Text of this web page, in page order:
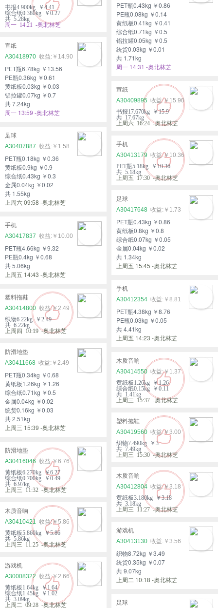
PET瓶0.43kg ￥0.86
PE瓶0.08kg ￥0.14
黄纸板0.41kg ￥0.41
综合纸0.71kg ￥0.5
铝拉罐0.05kg ￥0.5
统货0.03kg ￥0.01
共 1.71kg
周一 14:31 -奥北林芝
书报4.900kg ￥4.41
综合纸0.380kg ￥0.27
共 5.28kg
周一 14:21 -奥北林芝
宣纸
A30418970
￥14.90
PET瓶6.78kg ￥13.56
PE瓶0.36kg ￥0.61
黄纸板0.03kg ￥0.03
铝拉罐0.07kg ￥0.7
共 7.24kg
周一 13:59 -奥北林芝
宣纸
A30409895
￥15.90
书报17.670kg ￥15.9
共 17.67kg
上周六 16:24 -奥北林芝
足球
A30407887
￥1.58
PET瓶0.18kg ￥0.36
黄纸板0.9kg ￥0.9
综合纸0.43kg ￥0.3
金属0.04kg ￥0.02
共 1.55kg
上周六 09:58 -奥北林芝
手机
A30413179
￥10.36
PET瓶5.18kg ￥10.36
共 5.18kg
上周五 17:30 -奥北林芝
足球
A30417648
￥1.73
PET瓶0.43kg ￥0.86
黄纸板0.8kg ￥0.8
综合纸0.07kg ￥0.05
金属0.04kg ￥0.02
共 1.34kg
上周五 15:45 -奥北林芝
手机
A30417837
￥10.00
PET瓶4.66kg ￥9.32
PE瓶0.4kg ￥0.68
共 5.06kg
上周五 14:43 -奥北林芝
手机
A30412354
￥8.81
PET瓶4.38kg ￥8.76
PE瓶0.03kg ￥0.05
共 4.41kg
上周五 14:23 -奥北林芝
塑料拖鞋
A30414800
￥2.49
织物6.22kg ￥2.49
共 6.22kg
上周四 10:19 -奥北林芝
防滑地垫
A30411668
￥2.49
PET瓶0.34kg ￥0.68
黄纸板1.26kg ￥1.26
综合纸0.71kg ￥0.5
金属0.04kg ￥0.02
统货0.16kg ￥0.03
共 2.51kg
上周三 15:39 -奥北林芝
木质音响
A30414550
￥1.37
黄纸板1.26kg ￥1.26
综合纸0.15kg ￥0.11
共 1.41kg
上周三 15:37 -奥北林芝
塑料拖鞋
A30419560
￥3.00
织物7.490kg ￥3
共 7.49kg
上周三 15:30 -奥北林芝
防滑地垫
A30416046
￥6.76
黄纸板6.270kg ￥6.27
综合纸0.700kg ￥0.49
共 6.97kg
上周三 11:32 -奥北林芝
木质音响
A30412804
￥3.18
黄纸板3.180kg ￥3.18
共 3.18kg
上周三 11:27 -奥北林芝
木质音响
A30410421
￥5.86
黄纸板5.860kg ￥5.86
共 5.86kg
上周三 11:25 -奥北林芝
游戏机
A30413130
￥3.56
织物8.72kg ￥3.49
统货0.35kg ￥0.07
共 9.07kg
上周二 10:18 -奥北林芝
游戏机
A30008322
￥2.66
黄纸板1.64kg ￥1.64
综合纸1.45kg ￥1.02
共 3.09kg
上周二 09:28 -奥北林芝
足球